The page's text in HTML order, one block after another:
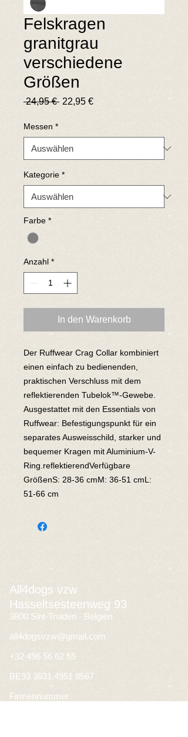
Felskragen
granitgrau
verschiedene
Größen
24,95 € Standardpreis
22,95 €Sale-
Messen *
Kategorie *
Farbe *
Anzahl *
In den Warenkorb
Der Ruffwear Crag Collar kombiniert
einen einfach zu bedienenden,
praktischen Verschluss mit dem
reflektierenden Tubelok™-Gewebe.
Ausgestattet mit den Essentials von
Ruffwear: Befestigungspunkt für ein
separates Ausweisschild, starker und
bequemer Kragen mit Aluminium-V-
Ring.reflektierendVerfügbare
GrößenS: 28-36 cmM: 36-51 cmL:
51-66 cm
All4dogs vzw
Hasseltsesteenweg 93
3800 Sint-Truiden - Belgien
all4dogsvzw@gmail.com
+32 496 56 62 55
BE93 3631 4951 8567
Firmennummer